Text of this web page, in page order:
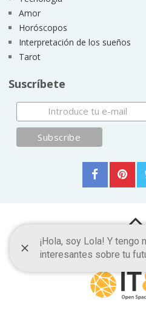
Amor
Horóscopos
Interpretación de los sueños
Tarot
Suscríbete
Frases y Citas Célebres